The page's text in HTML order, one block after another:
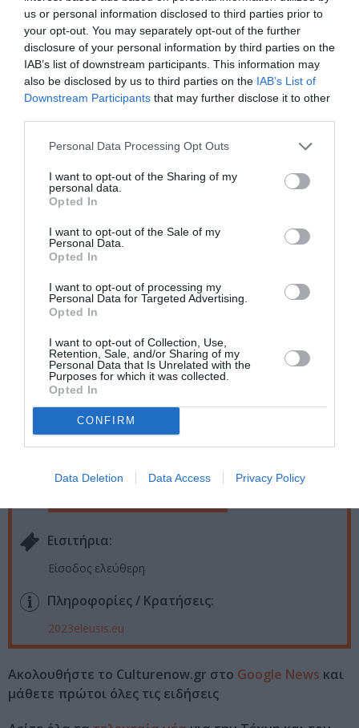
us or personal information disclosed to third parties prior to
your opt-out. You may separately opt-out of the further
disclosure of your personal information by third parties on the
IAB’s list of downstream participants. This information may
also be disclosed by us to third parties on the IAB’s List of
Downstream Participants that may further disclose it to other
Personal Data Processing Opt Outs
I want to opt-out of the Sharing of my
personal data.
Opted In
I want to opt-out of the Sale of my
Personal Data.
Opted In
I want to opt-out of processing my
Personal Data for Targeted Advertising.
Opted In
I want to opt-out of Collection, Use,
Retention, Sale, and/or Sharing of my
Personal Data that Is Unrelated with the
Purposes for which it was collected.
Opted In
CONFIRM
Data Deletion Data Access Privacy Policy
Amour”
Σάββατο 30 Σεπτεμβρίου, 18.00 – 20.00
Σάββατο 7 Οκτωβρίου, 18.00 – 20.00
Σάββατο 14 Οκτωβρίου, 18.00 – 20.00
Διαβάστε επίσης:
2023 Ελευσίς Πολιτιστική Πρωτεύουσα της Ευρώπης: Τι θα
δούμε στη φετινή διοργάνωση
Ημερομηνία:
Από: 07/07/2023 Εως:
Ωράριο λειτουργίας: Ισχύει από την Πέμπτη 28
Σεπτεμβρίου έως και την Κυριακή 15 Οκτωβρίου 2023:
Πέμπτη & Παρασκευή, 18.00 - 21.30 | Σάββατο &
Κυριακή, 14.00 - 21.30
Παράταση έως την Κυριακή 15 Οκτωβρίου
Τοποθεσία:
Παλαιό Ελαιουργείο, Κανελλόπουλου 1, Ελευσίνα | X-
Eισιτήρια:
Είσοδος ελεύθερη
Πληροφορίες / Κρατήσεις:
2023eleusis.eu
Ακολουθήστε το Culturenow.gr στο Google News και
μάθετε πρώτοι όλες τις ειδήσεις